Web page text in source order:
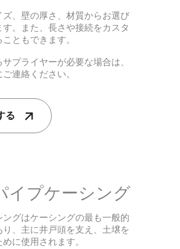
ズ、壁の厚さ、材質からお選び
す。また、長さや接続をカスタ
ともできます。
プライヤーが必要な場合は、
連絡ください。
る
イプケーシング
グはケーシングの最も一般的
り、主に井戸頭を支え、土壌を
に使用されます。